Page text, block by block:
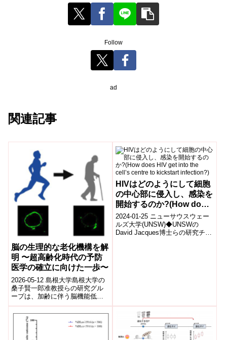
Follow
ad
関連記事
脳の生理的な老化機構を解
明 〜超高齢化時代の予防
医学の確立に向けた一歩〜
2026-05-12 島根大学島根大学の
桑子賢一郎准教授らの研究グル
ープは、加齢に伴う脳機能低下
の新たな分子機構を解明した。
成果は『EMBO Reports』誌...
HIVはどのようにして細胞
の中心部に侵入し、感染を
開始するのか?(How does
HIV get into the cell’s
centre to kickstart
infection?)
2024-01-25 ニューサウスウェー
ルズ大学(UNSW)◆UNSWの
David Jacques博士らの研究チー